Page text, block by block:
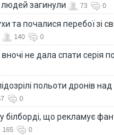
людей загинули
73 0
та почалися перебої зі
140 0
не дала спати серія
польоти дронів
0
білборді, що рекламує
165 0